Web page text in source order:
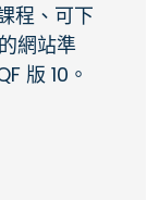
程、可下
網站準
版 10。